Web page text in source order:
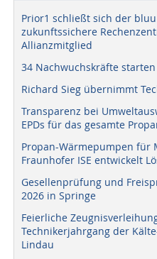
Prior1 schließt sich der
zukunftssichere
Allianzmitglied
34 Nachwuchskräfte
Richard Sieg übernimmt
Transparenz bei
EPDs für das gesamte
Propan-Wärmepumpen für
Fraunhofer ISE entwickelt
Gesellenprüfung und
2026 in Springe
Feierliche
Technikerjahrgang der
Lindau